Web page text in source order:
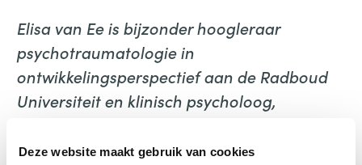
Deze website maakt gebruik van cookies
Elisa van Ee is bijzonder hoogleraar
psychotraumatologie in
ontwikkelingsperspectief aan de Radboud
Universiteit en klinisch psycholoog,
systeemtherapeut bij het